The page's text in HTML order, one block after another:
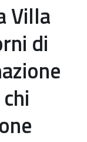
Villa
di